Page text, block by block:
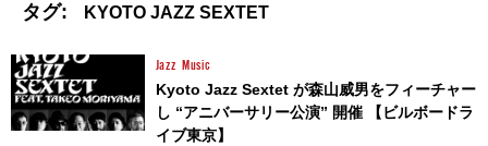
タグ: KYOTO JAZZ SEXTET
Jazz Music
Kyoto Jazz Sextet が森山威男をフィーチャー
し “アニバーサリー公演” 開催 【ビルボードラ
イブ東京】